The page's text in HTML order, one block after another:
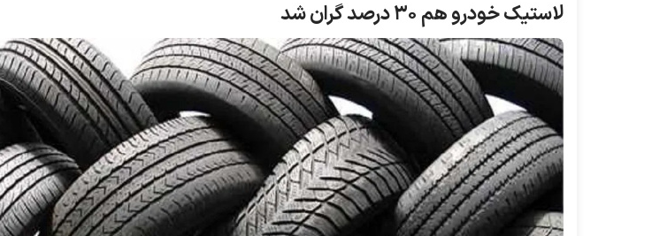
لاستیک خودرو هم ۳۰ درصد گران شد